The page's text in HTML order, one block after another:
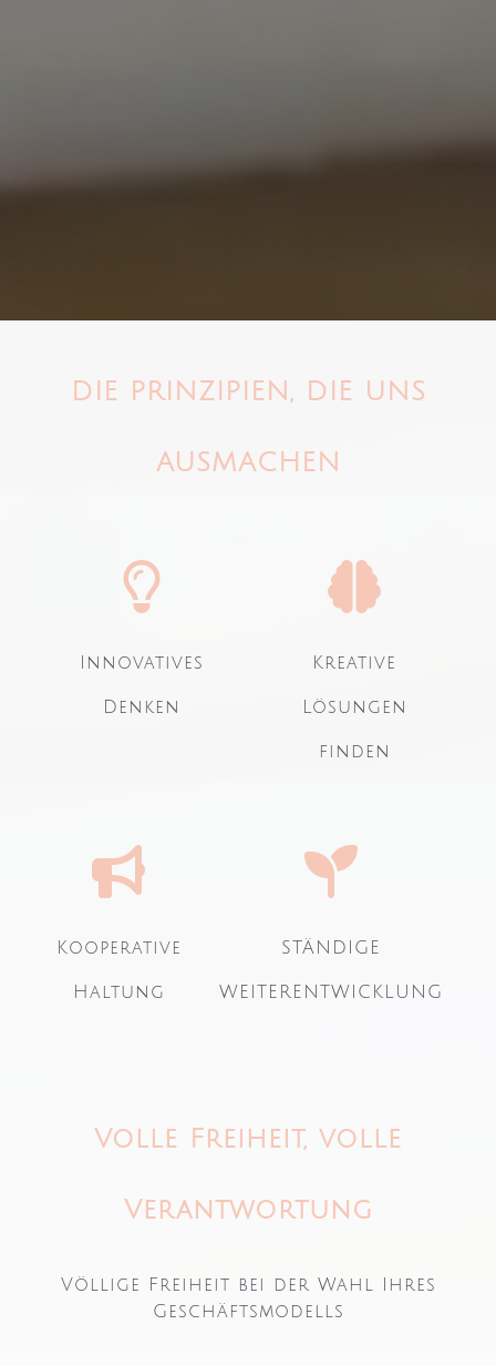
DIE PRINZIPIEN, DIE UNS
AUSMACHEN
Innovatives
Denken
Kreative
Lösungen
finden
Kooperative
Haltung
STÄNDIGE
WEITERENTWICKLUNG
Volle Freiheit, volle
Verantwortung
Völlige Freiheit bei der Wahl Ihres
Geschäftsmodells